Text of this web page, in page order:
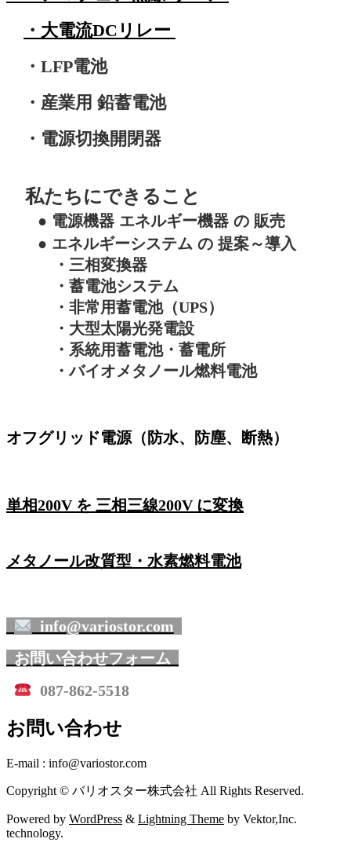
・大電流DCリレー
・LFP電池
・産業用 鉛蓄電池
・電源切換開閉器
私たちにできること
● 電源機器 エネルギー機器 の 販売
● エネルギーシステム の 提案～導入
・三相変換器
・蓄電池システム
・非常用蓄電池（UPS）
・ 大型太陽光発電設
・系統用蓄電池・蓄電所
・バイオメタノール燃料電池
オフグリッド電源（防水、防塵、断熱）
単相200V を 三相三線200V に変換
メタノール改質型・水素燃料電池
info@variostor.com
お問い合わせフォーム
087-862-5518
お問い合わせ
E-mail : info@variostor.com
Copyright © バリオスター株式会社 All Rights Reserved.
Powered by WordPress & Lightning Theme by Vektor,Inc.
technology.